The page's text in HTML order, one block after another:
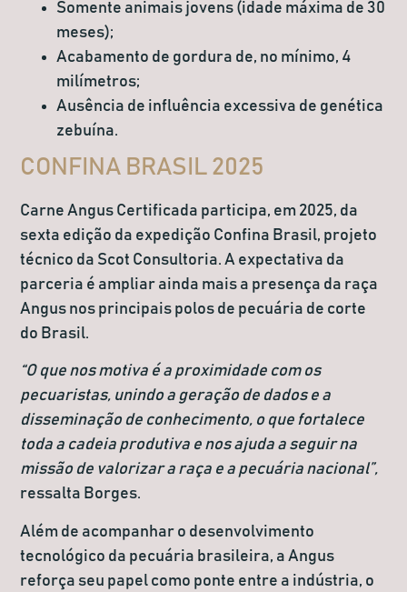
Somente animais jovens (idade máxima de 30
meses);
Acabamento de gordura de, no mínimo, 4
milímetros;
Ausência de influência excessiva de genética
zebuína.
CONFINA BRASIL 2025
Carne Angus Certificada participa, em 2025, da
sexta edição da expedição Confina Brasil, projeto
técnico da Scot Consultoria. A expectativa da
parceria é ampliar ainda mais a presença da raça
Angus nos principais polos de pecuária de corte
do Brasil.
“O que nos motiva é a proximidade com os
pecuaristas, unindo a geração de dados e a
disseminação de conhecimento, o que fortalece
toda a cadeia produtiva e nos ajuda a seguir na
missão de valorizar a raça e a pecuária nacional”,
ressalta Borges.
Além de acompanhar o desenvolvimento
tecnológico da pecuária brasileira, a Angus
reforça seu papel como ponte entre a indústria, o